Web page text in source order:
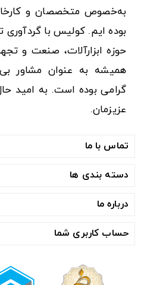
به‌خصوص متخصصان و
بوده ایم. کولیس با
حوزه ابزارآلات، صنعت و
همیشه به عنوان مشاور
گرامی بوده است. به امید
عزیزمان.
تماس با ما
دسته بندی ها
درباره ما
حساب کاربری شما